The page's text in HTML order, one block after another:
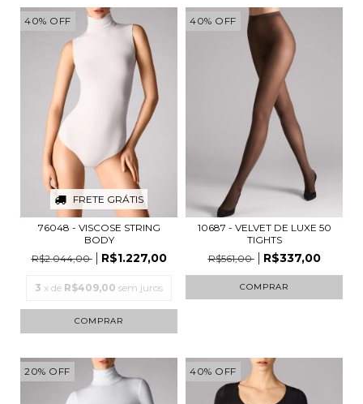
40% OFF
FRETE GRÁTIS
76048 - VISCOSE STRING
BODY
R$2.044,00
R$1.227,00
3 x de R$409,00 sem juros
COMPRAR
40% OFF
10687 - VELVET DE LUXE 50
TIGHTS
R$561,00
R$337,00
COMPRAR
20% OFF 40% OFF